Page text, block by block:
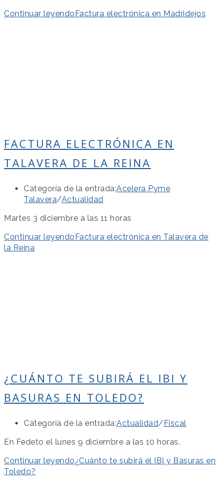
Continuar leyendoFactura electrónica en Madridejos
FACTURA ELECTRÓNICA EN
TALAVERA DE LA REINA
Categoría de la entrada:Acelera Pyme
Talavera/Actualidad
Martes 3 diciembre a las 11 horas
Continuar leyendo Factura electrónica en Talavera de
la Reina
¿CUÁNTO TE SUBIRÁ EL IBI Y
BASURAS EN TOLEDO?
Categoría de la entrada:Actualidad/Fiscal
En Fedeto el lunes 9 diciembre a las 10 horas.
Continuar leyendo¿Cuánto te subirá el IBI y Basuras en
Toledo?